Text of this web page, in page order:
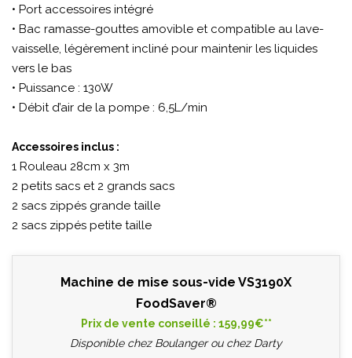
• Port accessoires intégré
• Bac ramasse-gouttes amovible et compatible au lave-
vaisselle, légèrement incliné pour maintenir les liquides
vers le bas
• Puissance : 130W
• Débit d’air de la pompe : 6,5L/min
Accessoires inclus :
1 Rouleau 28cm x 3m
2 petits sacs et 2 grands sacs
2 sacs zippés grande taille
2 sacs zippés petite taille
Machine de mise sous-vide VS3190X
FoodSaver®
Prix de vente conseillé : 159,99€**
Disponible chez Boulanger ou chez Darty